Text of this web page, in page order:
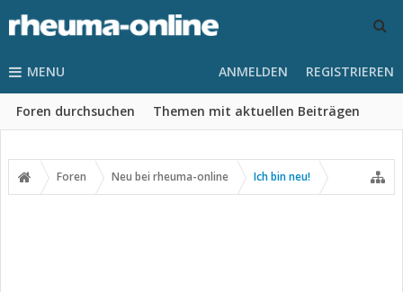
MENU
Foren durchsuchen Themen mit aktuellen Beiträgen
ANMELDEN REGISTRIEREN
Foren Neu bei rheuma-online Ich bin neu!